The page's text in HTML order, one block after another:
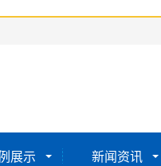
展示 新闻资讯